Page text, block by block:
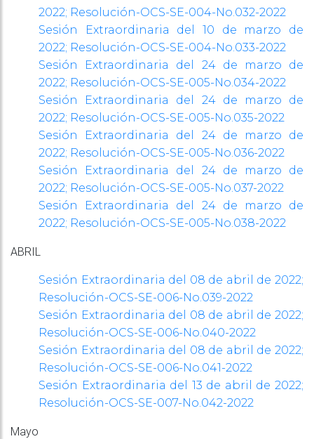
2022; Resolución-OCS-SE-004-No.032-2022
Sesión Extraordinaria del 10 de marzo de
2022; Resolución-OCS-SE-004-No.033-2022
Sesión Extraordinaria del 24 de marzo de
2022; Resolución-OCS-SE-005-No.034-2022
Sesión Extraordinaria del 24 de marzo de
2022; Resolución-OCS-SE-005-No.035-2022
Sesión Extraordinaria del 24 de marzo de
2022; Resolución-OCS-SE-005-No.036-2022
Sesión Extraordinaria del 24 de marzo de
2022; Resolución-OCS-SE-005-No.037-2022
Sesión Extraordinaria del 24 de marzo de
2022; Resolución-OCS-SE-005-No.038-2022
ABRIL
Sesión Extraordinaria del 08 de abril de 2022;
Resolución-OCS-SE-006-No.039-2022
Sesión Extraordinaria del 08 de abril de 2022;
Resolución-OCS-SE-006-No.040-2022
Sesión Extraordinaria del 08 de abril de 2022;
Resolución-OCS-SE-006-No.041-2022
Sesión Extraordinaria del 13 de abril de 2022;
Resolución-OCS-SE-007-No.042-2022
Mayo